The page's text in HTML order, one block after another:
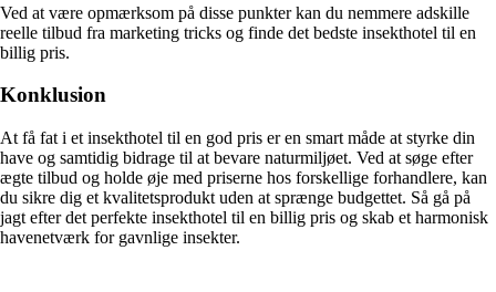
Ved at være opmærksom på disse punkter kan du nemmere adskille
reelle tilbud fra marketing tricks og finde det bedste insekthotel til en
billig pris.
Konklusion
At få fat i et insekthotel til en god pris er en smart måde at styrke din
have og samtidig bidrage til at bevare naturmiljøet. Ved at søge efter
ægte tilbud og holde øje med priserne hos forskellige forhandlere, kan
du sikre dig et kvalitetsprodukt uden at sprænge budgettet. Så gå på
jagt efter det perfekte insekthotel til en billig pris og skab et harmonisk
havenetværk for gavnlige insekter.